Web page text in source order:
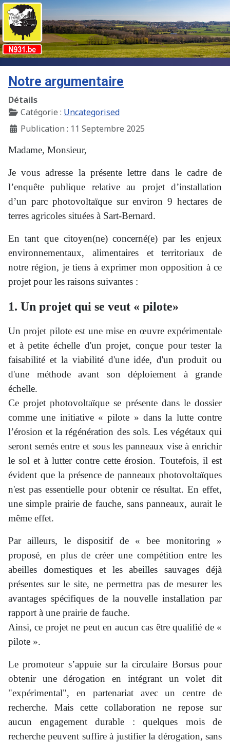
Notre argumentaire
Détails
Catégorie : Uncategorised
Publication : 11 Septembre 2025
Madame, Monsieur,
Je vous adresse la présente lettre dans le cadre de
l’enquête publique relative au projet d’installation
d’un parc photovoltaïque sur environ 9 hectares de
terres agricoles situées à Sart-Bernard.
En tant que citoyen(ne) concerné(e) par les enjeux
environnementaux, alimentaires et territoriaux de
notre région, je tiens à exprimer mon opposition à ce
projet pour les raisons suivantes :
1. Un projet qui se veut « pilote»
Un projet pilote est une mise en œuvre expérimentale
et à petite échelle d'un projet, conçue pour tester la
faisabilité et la viabilité d'une idée, d'un produit ou
d'une méthode avant son déploiement à grande
échelle.
Ce projet photovoltaïque se présente dans le dossier
comme une initiative « pilote » dans la lutte contre
l’érosion et la régénération des sols. Les végétaux qui
seront semés entre et sous les panneaux vise à enrichir
le sol et à lutter contre cette érosion. Toutefois, il est
évident que la présence de panneaux photovoltaïques
n'est pas essentielle pour obtenir ce résultat. En effet,
une simple prairie de fauche, sans panneaux, aurait le
même effet.
Par ailleurs, le dispositif de « bee monitoring »
proposé, en plus de créer une compétition entre les
abeilles domestiques et les abeilles sauvages déjà
présentes sur le site, ne permettra pas de mesurer les
avantages spécifiques de la nouvelle installation par
rapport à une prairie de fauche.
Ainsi, ce projet ne peut en aucun cas être qualifié de «
pilote ».
Le promoteur s’appuie sur la circulaire Borsus pour
obtenir une dérogation en intégrant un volet dit
"expérimental", en partenariat avec un centre de
recherche. Mais cette collaboration ne repose sur
aucun engagement durable : quelques mois de
recherche peuvent suffire à justifier la dérogation, sans